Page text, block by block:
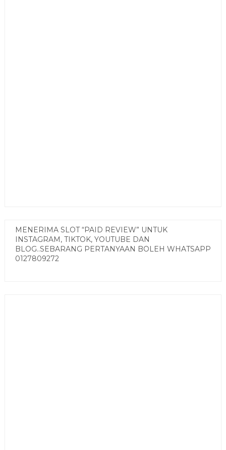
MENERIMA SLOT “PAID REVIEW” UNTUK
INSTAGRAM, TIKTOK, YOUTUBE DAN
BLOG..SEBARANG PERTANYAAN BOLEH WHATSAPP
0127809272